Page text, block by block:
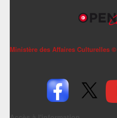
Ministère des Affaires Culturelles ©